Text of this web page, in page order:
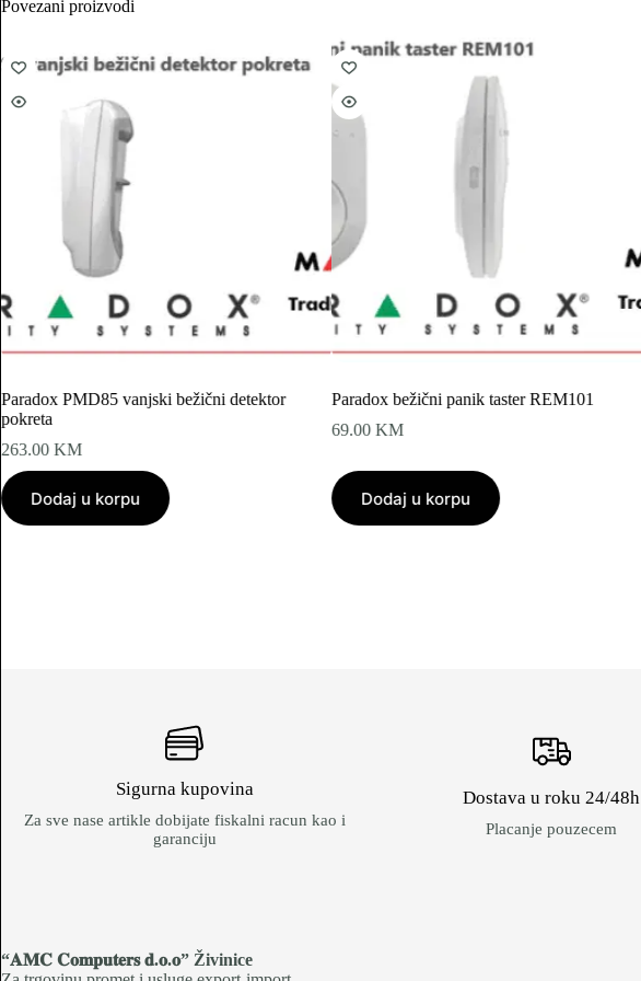
Povezani proizvodi
Paradox PMD85 vanjski bežični detektor
pokreta
263.00 KM
Dodaj u korpu
Paradox bežični panik taster REM101
69.00 KM
Dodaj u korpu
Sigurna kupovina
Za sve nase artikle dobijate fiskalni racun kao i
garanciju
Dostava u roku 24/48h
Placanje pouzecem
“𝐀𝐌𝐂 𝐂𝐨𝐦𝐩𝐮𝐭𝐞𝐫𝐬 𝐝.𝐨.𝐨” Živinice